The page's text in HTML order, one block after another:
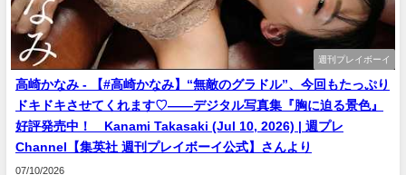
週刊プレイボーイ
高崎かなみ - 【#高崎かなみ】“無敵のグラドル”、今回もたっぷり
ドキドキさせてくれます♡――デジタル写真集『胸に迫る景色』
好評発売中！ Kanami Takasaki (Jul 10, 2026) | 週プレ
Channel【集英社 週刊プレイボーイ公式】さんより
07/10/2026